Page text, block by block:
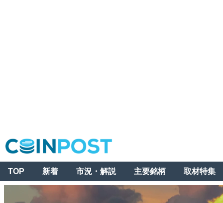
TOP 新着 市況・解説 主要銘柄 取材特集